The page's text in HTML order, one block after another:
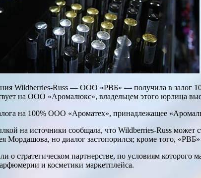
Wildberries-Russ — ООО «РВБ» — получила в залог
на ООО «Аромалюкс», владельцем этого юрлица
на 100% ООО «Ароматех», принадлежащее
на источники сообщала, что Wildberries-Russ
Мордашова, но диалог застопорился; кроме того,
о стратегическом партнерстве, по условиям
и косметики маркетплейса.